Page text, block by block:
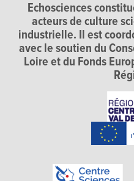
Echosciences
acteurs de culture
industrielle. Il est
avec le soutien du
Loire et du Fonds